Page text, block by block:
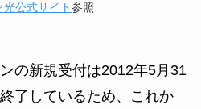
光公式サイト参照
の新規受付は2012年5月31
了しているため、これか